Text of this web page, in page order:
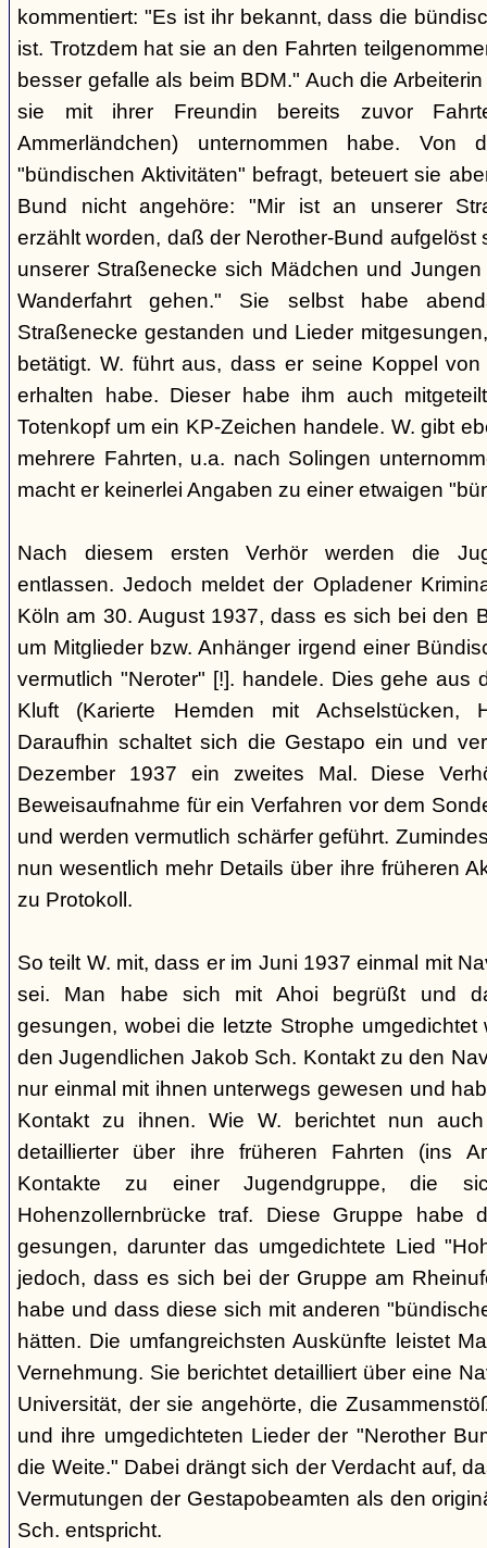
kommentiert: "Es ist ihr bekannt, dass die
ist. Trotzdem hat sie an den Fahrten
besser gefalle als beim BDM." Auch die
sie mit ihrer Freundin bereits zuvor
Ammerländchen) unternommen habe. Von
"bündischen Aktivitäten" befragt, beteuert sie
Bund nicht angehöre: "Mir ist an unserer
erzählt worden, daß der Nerother-Bund
unserer Straßenecke sich Mädchen und
Wanderfahrt gehen." Sie selbst habe
Straßenecke gestanden und Lieder
betätigt. W. führt aus, dass er seine Koppel
erhalten habe. Dieser habe ihm auch
Totenkopf um ein KP-Zeichen handele. W. gibt
mehrere Fahrten, u.a. nach Solingen
macht er keinerlei Angaben zu einer etwaigen
Nach diesem ersten Verhör werden die
entlassen. Jedoch meldet der Opladener
Köln am 30. August 1937, dass es sich bei den
um Mitglieder bzw. Anhänger irgend einer
vermutlich "Neroter" [!]. handele. Dies gehe aus
Kluft (Karierte Hemden mit Achselstücken,
Daraufhin schaltet sich die Gestapo ein und
Dezember 1937 ein zweites Mal. Diese
Beweisaufnahme für ein Verfahren vor dem
und werden vermutlich schärfer geführt.
nun wesentlich mehr Details über ihre früheren
zu Protokoll.
So teilt W. mit, dass er im Juni 1937 einmal mit
sei. Man habe sich mit Ahoi begrüßt und
gesungen, wobei die letzte Strophe
den Jugendlichen Jakob Sch. Kontakt zu den
nur einmal mit ihnen unterwegs gewesen und
Kontakt zu ihnen. Wie W. berichtet nun
detaillierter über ihre früheren Fahrten (ins
Kontakte zu einer Jugendgruppe, die
Hohenzollernbrücke traf. Diese Gruppe habe
gesungen, darunter das umgedichtete Lied
jedoch, dass es sich bei der Gruppe am
habe und dass diese sich mit anderen
hätten. Die umfangreichsten Auskünfte leistet
Vernehmung. Sie berichtet detailliert über eine
Universität, der sie angehörte, die
und ihre umgedichteten Lieder der "Nerother
die Weite." Dabei drängt sich der Verdacht auf,
Vermutungen der Gestapobeamten als den
Sch. entspricht.